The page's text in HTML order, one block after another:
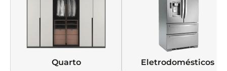
Quarto Eletrodomésticos